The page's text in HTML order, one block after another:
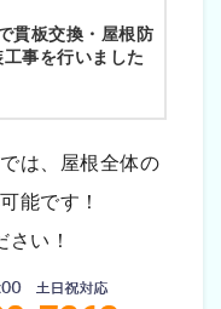
貫板交換・屋根防
工事を行いました
は、屋根全体の
能です！
い！